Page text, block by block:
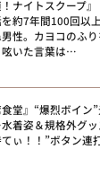
ＩＦＥ～夢
新婚さんいら
ツンと一軒家
キ山小屋本館
！ナイトスクープ
約7年間100回以
性。カヨコのふ
呟いた言葉は…
食堂』“爆烈ボイン
着姿＆規格外グ
ぃ！！”ボタン連